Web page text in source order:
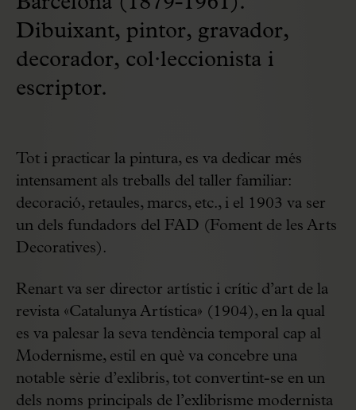
Dibuixant, pintor, gravador,
decorador, col·leccionista i
escriptor.
Tot i practicar la pintura, es va dedicar més
intensament als treballs del taller familiar:
decoració, retaules, marcs, etc., i el 1903 va ser
un dels fundadors del FAD (Foment de les Arts
Decoratives).
Renart va ser director artístic i crític d’art de la
revista «Catalunya Artística» (1904), en la qual
es va palesar la seva tendència temporal cap al
Modernisme, estil en què va concebre una
notable sèrie d’exlibris, tot convertint-se en un
dels noms principals de l’exlibrisme modernista